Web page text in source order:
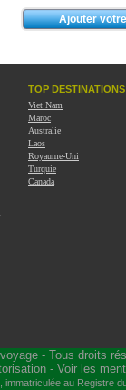
TOP DESTINATIONS
Viet Nam
Maroc
Australie
Laos
Royaume-Uni
Turquie
Canada
- Tous droits
- Voir les
, immatriculée au Registre